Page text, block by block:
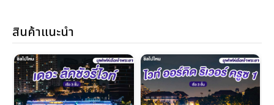
สินค้าแนะนำ